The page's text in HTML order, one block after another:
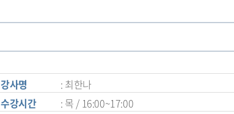
강사명
: 최한나
수강시간
: 목 / 16:00~17:00